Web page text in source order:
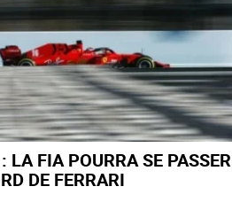
LA FIA POURRA SE PASSER
DE FERRARI